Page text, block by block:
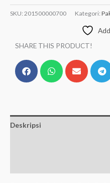
SKU: 201500000700 Kategori:
SHARE THIS PRODUCT!
Deskripsi